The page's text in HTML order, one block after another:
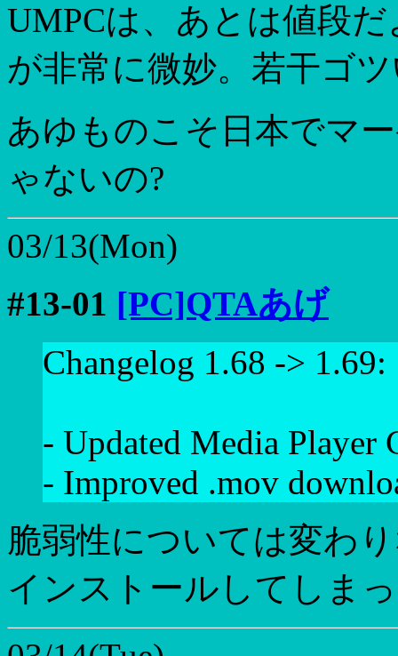
UMPCは、あとは値段
が非常に微妙。若干ゴ
あゆものこそ日本でマ
ゃないの?
03/13(Mon)
#13-01 [PC]QTAあげ
Changelog 1.68 -> 1.69:
- Updated Media Player
- Improved .mov
脆弱性については変わ
インストールしてしま